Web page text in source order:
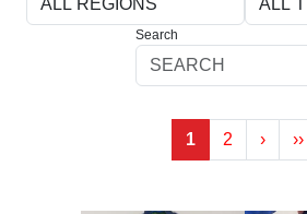
Search
1 2 › ››